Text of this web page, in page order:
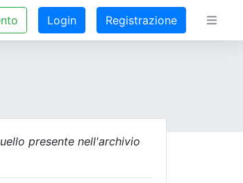
Login Registrazione
presente nell'archivio